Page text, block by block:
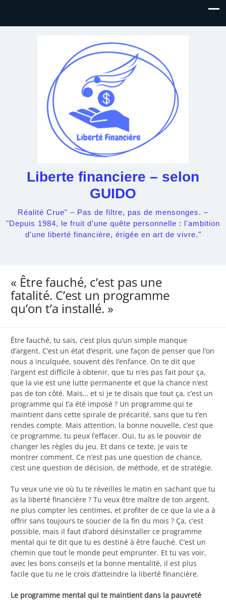
Liberte financiere – selon
GUIDO
Réalité Crue" – Pas de filtre, pas de mensonges. –
"Depuis 1984, le fruit d'une quête personnelle : l'ambition
d'une liberté financière, érigée en art de vivre."
« Être fauché, c’est pas une
fatalité. C’est un programme
qu’on t’a installé. »
Être fauché, tu sais, c’est plus qu’un simple manque
d’argent. C’est un état d’esprit, une façon de penser que l’on
nous a inculquée, souvent dès l’enfance. On te dit que
l’argent est difficile à obtenir, que tu n’es pas fait pour ça,
que la vie est une lutte permanente et que la chance n’est
pas de ton côté. Mais… et si je te disais que tout ça, c’est un
programme qui t’a été imposé ? Un programme qui te
maintient dans cette spirale de précarité, sans que tu t’en
rendes compte. Mais attention, la bonne nouvelle, c’est que
ce programme, tu peux l’effacer. Oui, tu as le pouvoir de
changer les règles du jeu. Et dans ce texte, je vais te
montrer comment. Ce n’est pas une question de chance,
c’est une question de décision, de méthode, et de stratégie.
Tu veux une vie où tu te réveilles le matin en sachant que tu
as la liberté financière ? Tu veux être maître de ton argent,
ne plus compter les centimes, et profiter de ce que la vie a à
offrir sans toujours te soucier de la fin du mois ? Ça, c’est
possible, mais il faut d’abord désinstaller ce programme
mental qui te dit que tu es destiné à être fauché. C’est un
chemin que tout le monde peut emprunter. Et tu vas voir,
avec les bons conseils et la bonne mentalité, il est plus
facile que tu ne le crois d’atteindre la liberté financière.
Le programme mental qui te maintient dans la pauvreté